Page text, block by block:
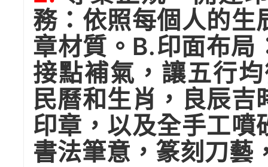
務：依照每個人的生
章材質。B.印面布局
接點補氣，讓五行
民曆和生肖，良辰吉
印章，以及全手工噴
書法筆意，篆刻刀藝